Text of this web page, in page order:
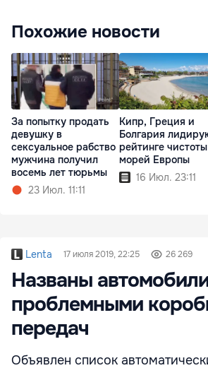
Похожие новости
За попытку продать
девушку в
сексуальное рабство
мужчина получил
восемь лет тюрьмы
23 Июл. 11:11
Кипр, Греция и
Болгария
рейтинге чистоты
морей Европы
16 Июл. 23:11
Lenta 17 июля 2019, 22:25 26 269
Названы
проблемными
передач
Объявлен список